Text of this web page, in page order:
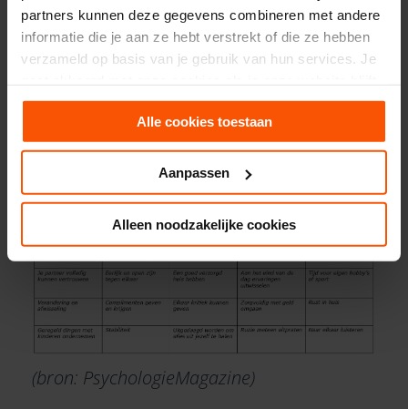
partners kunnen deze gegevens combineren met andere
informatie die je aan ze hebt verstrekt of die ze hebben
verzameld op basis van je gebruik van hun services. Je
gebruiken.
Alle cookies toestaan
Aanpassen
Alleen noodzakelijke cookies
Wat heb je op nummer één bij ‘altijd
belangrijk’ liggen? Dit is jouw belangrijkste
(bron: PsychologieMagazine)